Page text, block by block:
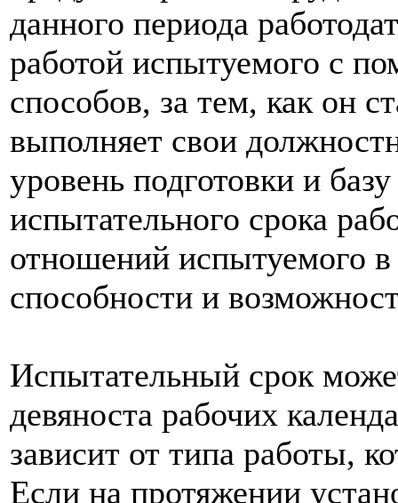
данного периода
работой испытуемого с
способов, за тем, как он
выполняет свои
уровень подготовки и
испытательного срока
отношений испытуемого в
способности и
Испытательный срок
девяноста рабочих
зависит от типа работы,
Если на протяжении